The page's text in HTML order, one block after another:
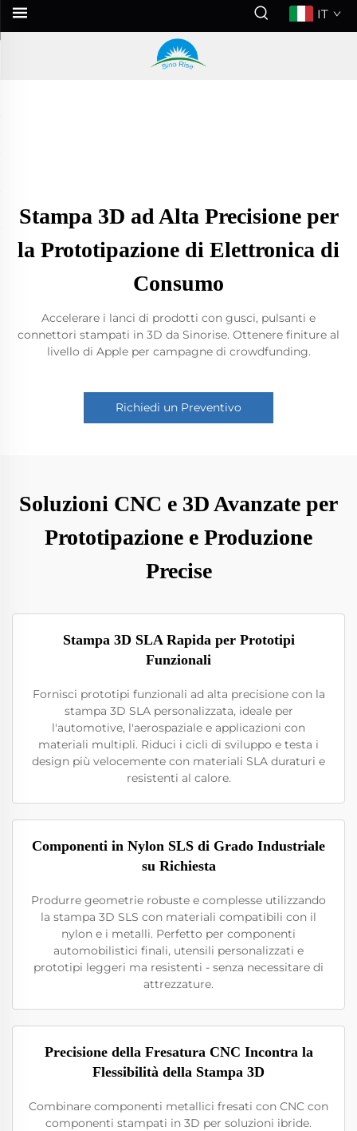
IT
Stampa 3D ad Alta Precisione per
la Prototipazione di Elettronica di
Consumo
Accelerare i lanci di prodotti con gusci, pulsanti e
connettori stampati in 3D da Sinorise. Ottenere finiture al
livello di Apple per campagne di crowdfunding.
Richiedi un Preventivo
Soluzioni CNC e 3D Avanzate per
Prototipazione e Produzione
Precise
Stampa 3D SLA Rapida per Prototipi
Funzionali
Fornisci prototipi funzionali ad alta precisione con la
stampa 3D SLA personalizzata, ideale per
l'automotive, l'aerospaziale e applicazioni con
materiali multipli. Riduci i cicli di sviluppo e testa i
design più velocemente con materiali SLA duraturi e
resistenti al calore.
Componenti in Nylon SLS di Grado Industriale
su Richiesta
Produrre geometrie robuste e complesse utilizzando
la stampa 3D SLS con materiali compatibili con il
nylon e i metalli. Perfetto per componenti
automobilistici finali, utensili personalizzati e
prototipi leggeri ma resistenti - senza necessitare di
attrezzature.
Precisione della Fresatura CNC Incontra la
Flessibilità della Stampa 3D
Combinare componenti metallici fresati con CNC con
componenti stampati in 3D per soluzioni ibride.